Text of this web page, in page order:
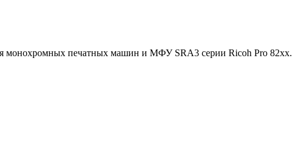
монохромных печатных машин и МФУ SRA3 серии Ricoh Pro 82xx.